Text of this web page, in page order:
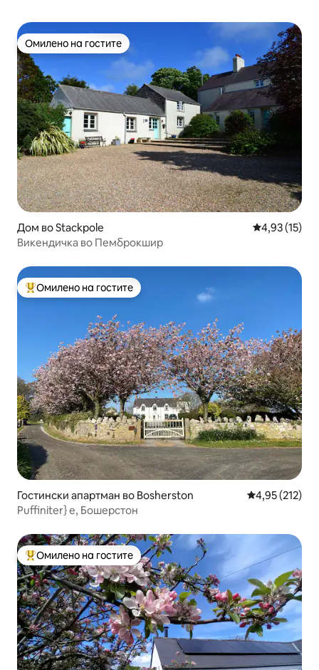
Омилено на гостите
Омилено на гостите
Дом во Stackpole Просечна
4,93 (15)
Викендичка во Пемброкшир
Меѓу најуспешните „Омилени на гостите“
Омилено на гостите
Гостински апартман во Bosherston Просечна
4,95 (212)
Puffiniter} e, Бошерстон
Меѓу најуспешните „Омилени на гостите“
Омилено на гостите